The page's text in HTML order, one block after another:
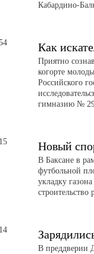
Кабардино-
Как
Приятно
когорте
Российского
гимназию №
Новый
В Баксане в
футбольной
укладку
В преддверии